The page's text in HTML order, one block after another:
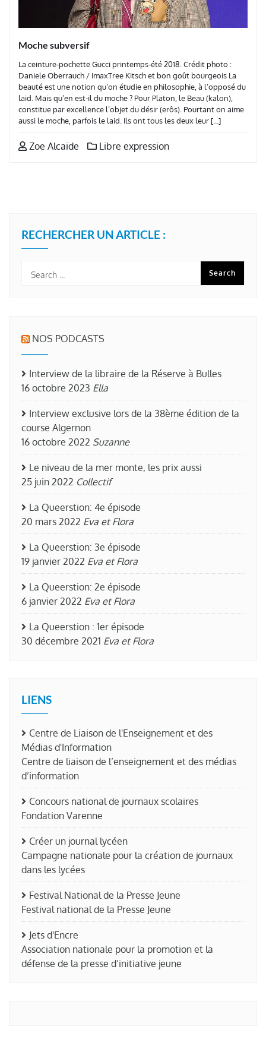
Moche subversif
La ceinture-pochette Gucci printemps-été 2018. Crédit photo :
Daniele Oberrauch / ImaxTree Kitsch et bon goût bourgeois La
beauté est une notion qu’on étudie en philosophie, à l’opposé du
laid. Mais qu’en est-il du moche ? Pour Platon, le Beau (kalon),
constitue par excellence l’objet du désir (erôs). Pourtant on aime
aussi le moche, parfois le laid. Ils ont tous les deux leur […]
Zoe Alcaide Libre expression
RECHERCHER UN ARTICLE :
NOS PODCASTS
Interview de la libraire de la Réserve à Bulles
16 octobre 2023 Ella
Interview exclusive lors de la 38ème édition de la
course Algernon
16 octobre 2022 Suzanne
Le niveau de la mer monte, les prix aussi
25 juin 2022 Collectif
La Queerstion: 4e épisode
20 mars 2022 Eva et Flora
La Queerstion: 3e épisode
19 janvier 2022 Eva et Flora
La Queerstion: 2e épisode
6 janvier 2022 Eva et Flora
La Queerstion : 1er épisode
30 décembre 2021 Eva et Flora
LIENS
Centre de Liaison de l'Enseignement et des
Médias d'Information
Centre de liaison de l’enseignement et des médias
d’information
Concours national de journaux scolaires
Fondation Varenne
Créer un journal lycéen
Campagne nationale pour la création de journaux
dans les lycées
Festival National de la Presse Jeune
Festival national de la Presse Jeune
Jets d'Encre
Association nationale pour la promotion et la
défense de la presse d’initiative jeune